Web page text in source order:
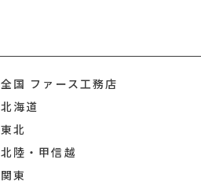
全国 ファース工務店
北海道
東北
北陸・甲信越
関東